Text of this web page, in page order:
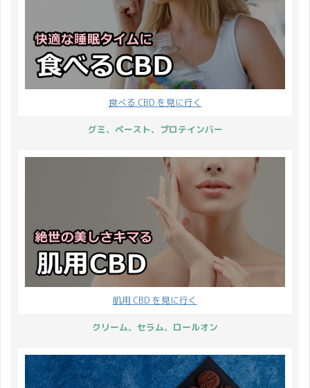
食べる CBD を見に行く
グミ、ペースト、プロテインバー
肌用 CBD を見に行く
クリーム、セラム、ロールオン